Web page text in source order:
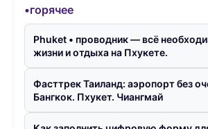
•горячее
Phuket • проводник — всё
жизни и отдыха на Пхукете.
Фасттрек Таиланд: аэропорт без
Бангкок. Пхукет. Чиангмай